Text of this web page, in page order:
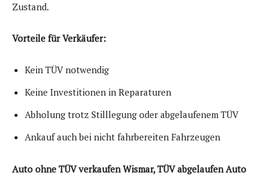
Zustand.
Vorteile für Verkäufer:
Kein TÜV notwendig
Keine Investitionen in Reparaturen
Abholung trotz Stilllegung oder abgelaufenem TÜV
Ankauf auch bei nicht fahrbereiten Fahrzeugen
Auto ohne TÜV verkaufen Wismar, TÜV abgelaufen Auto